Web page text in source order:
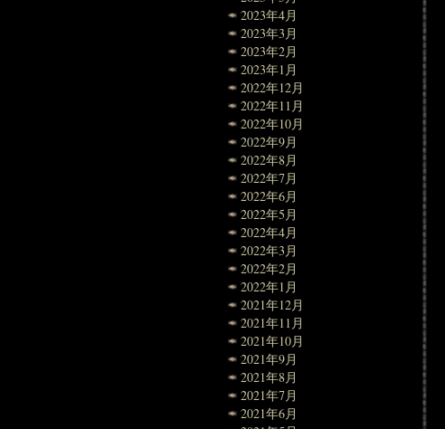
2023年4月
2023年3月
2023年2月
2023年1月
2022年12月
2022年11月
2022年10月
2022年9月
2022年8月
2022年7月
2022年6月
2022年5月
2022年4月
2022年3月
2022年2月
2022年1月
2021年12月
2021年11月
2021年10月
2021年9月
2021年8月
2021年7月
2021年6月